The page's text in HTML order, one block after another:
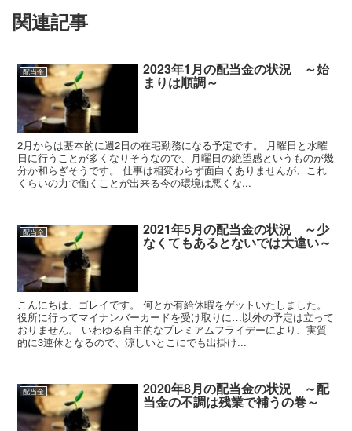
関連記事
配当金 2023年1月の配当金の状況 ～始
まりは順調～
2月からは基本的に週2日の在宅勤務になる予定です。 月曜日と水曜
日に行うことが多くなりそうなので、月曜日の絶望感というものが幾
分か和らぎそうです。 仕事は相変わらず面白くありませんが、これ
くらいの力で働くことが出来る今の環境は悪くな...
配当金 2021年5月の配当金の状況 ～少
なくてもあるとないでは大違い～
こんにちは、ゴレイです。 何とか有給休暇をゲットいたしました。
役所に行ってマイナンバーカードを受け取りに…以外の予定は立って
おりません。 いわゆる自主的なプレミアムフライデーにより、実質
的に3連休となるので、涼しいとこにでも出掛け...
配当金 2020年8月の配当金の状況 ～配
当金の不調は残業で補うの巻～